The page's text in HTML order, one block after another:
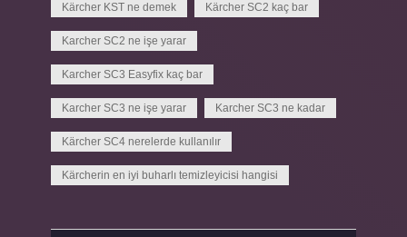
Kärcher KST ne demek Kärcher SC2 kaç bar
Karcher SC2 ne işe yarar
Karcher SC3 Easyfix kaç bar
Karcher SC3 ne işe yarar Karcher SC3 ne kadar
Kärcher SC4 nerelerde kullanılır
Kärcherin en iyi buharlı temizleyicisi hangisi